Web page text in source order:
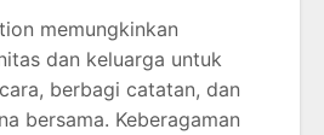
memungkinkan
dan keluarga untuk
berbagi catatan, dan
bersama. Keberagaman